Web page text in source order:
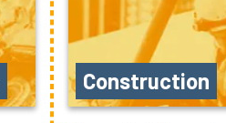
Construction